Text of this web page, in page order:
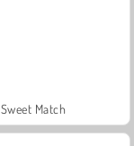
Sweet Match